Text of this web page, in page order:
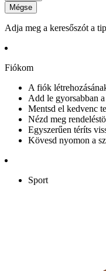
Mégse
Adja meg a keresőszót a
Fiókom
A fiók
Add le gyorsabban
Mentsd el kedvenc
Nézd meg
Egyszerűen téríts
Kövesd nyomon a
Sport